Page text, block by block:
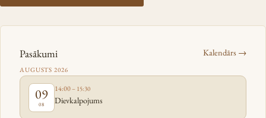
Pasākumi Kalendārs →
AUGUSTS 2026
09
08
14:00– 15:30
Dievkalpojums